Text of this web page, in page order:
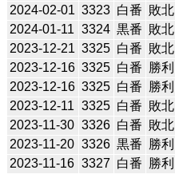
2024-02-01 3323 白番 敗北
2024-01-11 3324 黒番 敗北
2023-12-21 3325 白番 敗北
2023-12-16 3325 白番 勝利
2023-12-16 3325 白番 勝利
2023-12-11 3325 白番 敗北
2023-11-30 3326 白番 敗北
2023-11-20 3326 黒番 勝利
2023-11-16 3327 白番 勝利